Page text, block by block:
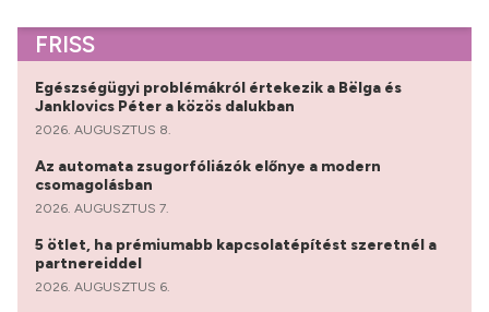
FRISS
Egészségügyi problémákról értekezik a Bëlga és
Janklovics Péter a közös dalukban
2026. AUGUSZTUS 8.
Az automata zsugorfóliázók előnye a modern
csomagolásban
2026. AUGUSZTUS 7.
5 ötlet, ha prémiumabb kapcsolatépítést szeretnél a
partnereiddel
2026. AUGUSZTUS 6.